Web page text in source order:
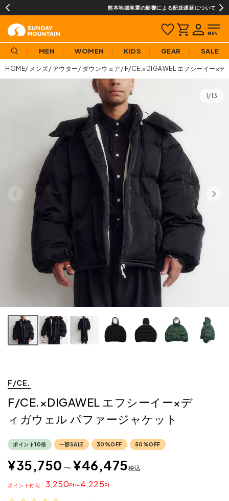
熊本地域地震の影響による配送遅延について
MEN WOMEN KIDS GEAR SALE
HOME メンズ アウター ダウンウェア F/CE.×DIGAWEL エフシーイー×デ
1/13
F/CE.
F/CE.×DIGAWEL エフシーイー×デ
ィガウェル パファージャケット
ポイント10倍 一部SALE 30%OFF 50%OFF
¥35,750 〜 ¥46,475税込
3,250 〜4,225
ポイント